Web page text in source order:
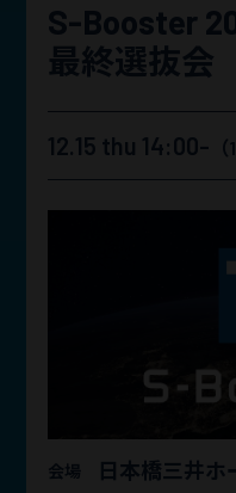
S-Booster
最終選抜会
12.15 thu 14:00-
会場 日本橋三井ホ